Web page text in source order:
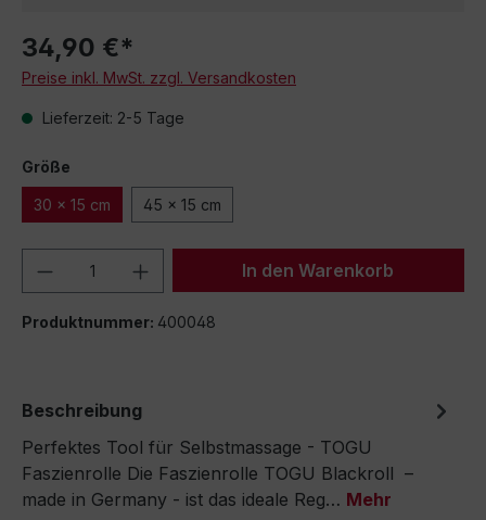
34,90 €*
Preise inkl. MwSt. zzgl. Versandkosten
Lieferzeit: 2-5 Tage
Größe
30 x 15 cm 45 x 15 cm
Produkt Anzahl: Gib denIn den Warenkorb
Produktnummer: 400048
Beschreibung
Perfektes Tool für Selbstmassage - TOGU
Faszienrolle Die Faszienrolle TOGU Blackroll –
made in Germany - ist das ideale Reg… Mehr